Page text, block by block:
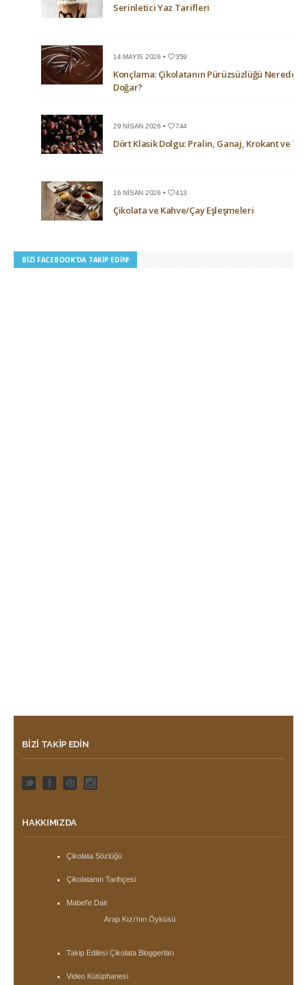
Serinletici Yaz Tarifleri
14 MAYIS 2026 • 359
Konçlama: Çikolatanın Pürüzsüzlüğü Nerede
Doğar?
29 NISAN 2026 • 744
Dört Klasik Dolgu: Pralin, Ganaj, Krokant ve
16 NISAN 2026 • 413
Çikolata ve Kahve/Çay Eşleşmeleri
BIZI FACEBOOK’DA TAKIP EDIN!
BIZI TAKIP EDIN
HAKKIMIZDA
Çikolata Sözlüğü
Çikolatanın Tarihçesi
Mabel’e Dair
Arap Kızı’nın Öyküsü
Takip Edilesi Çikolata Bloggerları
Video Kütüphanesi